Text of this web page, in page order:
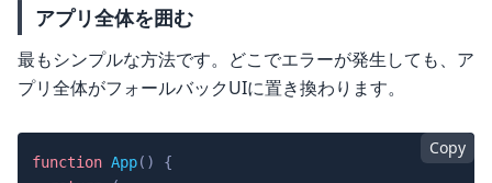
アプリ全体を囲む
最もシンプルな方法です。どこでエラーが発生しても、ア
プリ全体がフォールバックUIに置き換わります。
Copy
function App( )
{